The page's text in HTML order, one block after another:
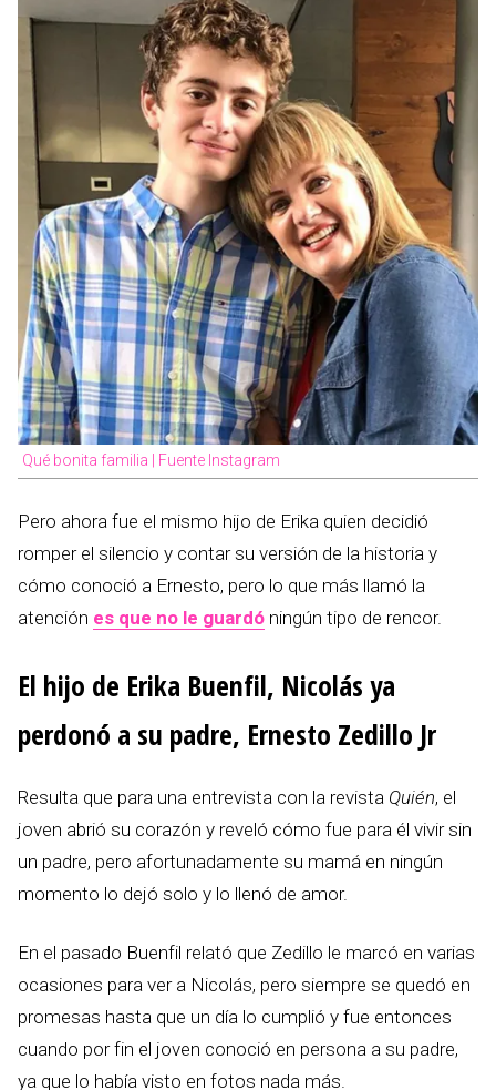
Qué bonita familia | Fuente Instagram
Pero ahora fue el mismo hijo de Erika quien decidió
romper el silencio y contar su versión de la historia y
cómo conoció a Ernesto, pero lo que más llamó la
atención es que no le guardó ningún tipo de rencor.
El hijo de Erika Buenfil, Nicolás ya
perdonó a su padre, Ernesto Zedillo Jr
Resulta que para una entrevista con la revista Quién, el
joven abrió su corazón y reveló cómo fue para él vivir sin
un padre, pero afortunadamente su mamá en ningún
momento lo dejó solo y lo llenó de amor.
En el pasado Buenfil relató que Zedillo le marcó en varias
ocasiones para ver a Nicolás, pero siempre se quedó en
promesas hasta que un día lo cumplió y fue entonces
cuando por fin el joven conoció en persona a su padre,
ya que lo había visto en fotos nada más.